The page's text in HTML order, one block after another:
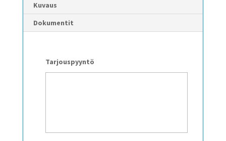
Kuvaus
Dokumentit
Tarjouspyyntö